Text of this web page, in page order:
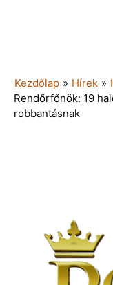
Kezdőlap » Hírek »
Rendőrfőnök: 19
robbantásnak